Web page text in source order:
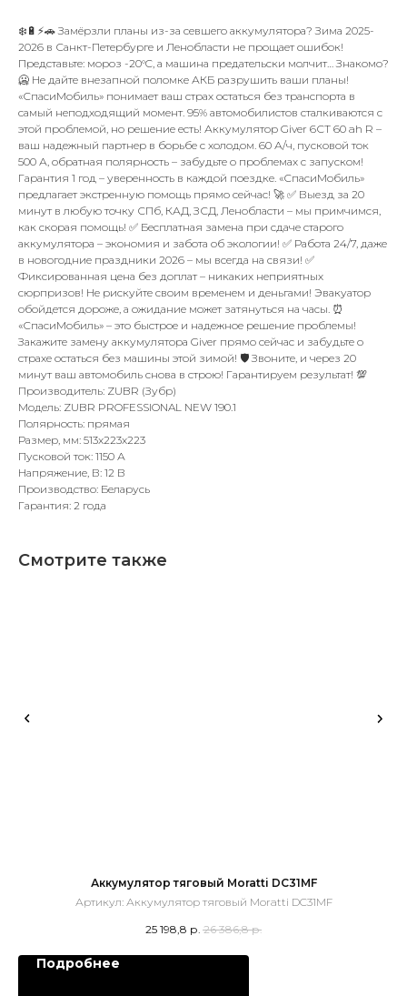
❄️🔋⚡🚗 Замёрзли планы из-за севшего аккумулятора? Зима 2025-
2026 в Санкт-Петербурге и Ленобласти не прощает ошибок!
Представьте: мороз -20°C, а машина предательски молчит… Знакомо?
🥶 Не дайте внезапной поломке АКБ разрушить ваши планы!
«СпасиМобиль» понимает ваш страх остаться без транспорта в
самый неподходящий момент. 95% автомобилистов сталкиваются с
этой проблемой, но решение есть! Аккумулятор Giver 6СТ 60 ah R –
ваш надежный партнер в борьбе с холодом. 60 А/ч, пусковой ток
500 А, обратная полярность – забудьте о проблемах с запуском!
Гарантия 1 год – уверенность в каждой поездке. «СпасиМобиль»
предлагает экстренную помощь прямо сейчас! 🚀 ✅ Выезд за 20
минут в любую точку СПб, КАД, ЗСД, Ленобласти – мы примчимся,
как скорая помощь! ✅ Бесплатная замена при сдаче старого
аккумулятора – экономия и забота об экологии! ✅ Работа 24/7, даже
в новогодние праздники 2026 – мы всегда на связи! ✅
Фиксированная цена без доплат – никаких неприятных
сюрпризов! Не рискуйте своим временем и деньгами! Эвакуатор
обойдется дороже, а ожидание может затянуться на часы. ⏰
«СпасиМобиль» – это быстрое и надежное решение проблемы!
Закажите замену аккумулятора Giver прямо сейчас и забудьте о
страхе остаться без машины этой зимой! 🛡️ Звоните, и через 20
минут ваш автомобиль снова в строю! Гарантируем результат! 💯
Производитель: ZUBR (Зубр)
Модель: ZUBR PROFESSIONAL NEW 190.1
Полярность: прямая
Размер, мм: 513x223x223
Пусковой ток: 1150 А
Напряжение, В: 12 В
Производство: Беларусь
Гарантия: 2 года
Смотрите также
Аккумулятор тяговый Moratti DC31MF
Артикул: Аккумулятор тяговый Moratti DC31MF
25 198,8 р. 26 386,8 р.
Подробнее